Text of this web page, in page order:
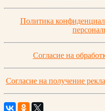
Политика
Согласие на
Согласие на получение